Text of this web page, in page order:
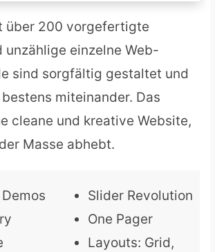
über 200 vorgefertigte
unzählige einzelne Web-
sind sorgfältig gestaltet und
miteinander. Das
cleane und kreative Website,
Masse abhebt.
Slider Revolution
One Pager
Layouts: Grid,